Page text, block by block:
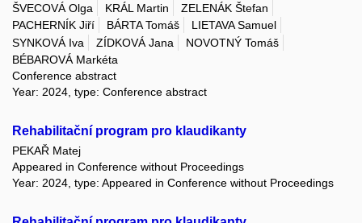
ŠVECOVÁ Olga KRÁL Martin
ZELENÁK Štefan
PACHERNÍK Jiří
BÁRTA Tomáš
LIETAVA Samuel
SYNKOVÁ Iva
ZÍDKOVÁ Jana
NOVOTNÝ Tomáš
BÉBAROVÁ Markéta
Conference abstract
Year: 2024, type: Conference abstract
Rehabilitační program pro klaudikanty
PEKAŘ Matej
Appeared in Conference without Proceedings
Year: 2024, type: Appeared in Conference without Proceedings